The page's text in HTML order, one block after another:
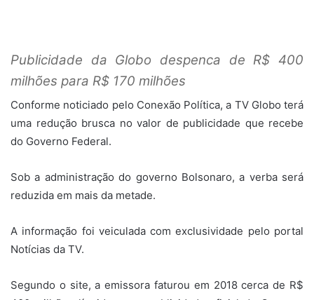
Publicidade da Globo despenca de R$ 400
milhões para R$ 170 milhões
Conforme noticiado pelo Conexão Política, a TV Globo terá
uma redução brusca no valor de publicidade que recebe
do Governo Federal.
Sob a administração do governo Bolsonaro, a verba será
reduzida em mais da metade.
A informação foi veiculada com exclusividade pelo portal
Notícias da TV.
Segundo o site, a emissora faturou em 2018 cerca de R$